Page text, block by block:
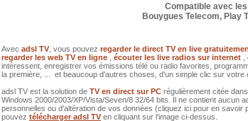
Compatible avec
Bouygues Telecom, Play
Avec adsl TV , vous pouvez regarder le direct TV en live
regarder les web TV en ligne
écouter les live radios sur internet
intéressent, enregistrer vos émissions télé ou radio favorites,
la première, ... et beaucoup d'autres choses, d'un simple clic sur votre
adsl TV est la solution de TV en direct sur PC régulièrement citée
Windows 2000/2003/XP/Vista/Seven/8 32/64 bits. Il ne contient aucun
personnelles ou d'altération de vos données (cliquez ici pour en savoir
pouvez télécharger adsl TV en cliquant sur l'image ci-dessus.